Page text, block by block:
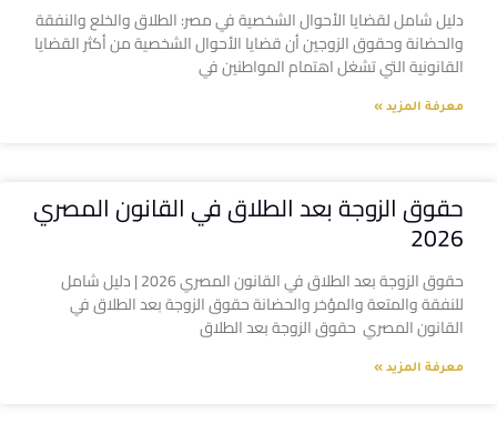
دليل شامل لقضايا الأحوال الشخصية في مصر: الطلاق والخلع والنفقة
والحضانة وحقوق الزوجين أن قضايا الأحوال الشخصية من أكثر القضايا
القانونية التي تشغل اهتمام المواطنين في
معرفة المزيد »
حقوق الزوجة بعد الطلاق في القانون المصري
2026
حقوق الزوجة بعد الطلاق في القانون المصري 2026 | دليل شامل
للنفقة والمتعة والمؤخر والحضانة حقوق الزوجة بعد الطلاق في
القانون المصري حقوق الزوجة بعد الطلاق
معرفة المزيد »